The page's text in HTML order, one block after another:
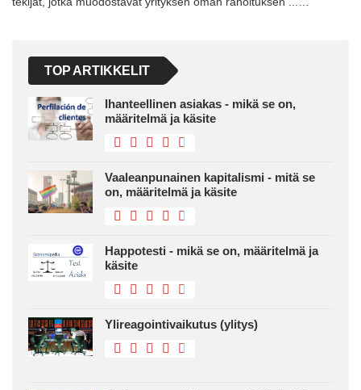
TOP ARTIKKELIT
Ihanteellinen asiakas - mikä se on,
määritelmä ja käsite
Vaaleanpunainen kapitalismi - mitä se
on, määritelmä ja käsite
Happotesti - mikä se on, määritelmä ja
käsite
Ylireagointivaikutus (ylitys)